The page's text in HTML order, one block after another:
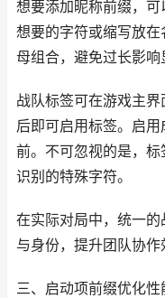
想要添加昵称前缀，
想要的字符或缩写放
母组合，避免过长影响
战队标签可在游戏主
后即可启用标签。启
前。不可忽视的是，
识别的特殊字符。
在实际对局中，统一
与身份，提升团队协作
三、启动项前缀优化性